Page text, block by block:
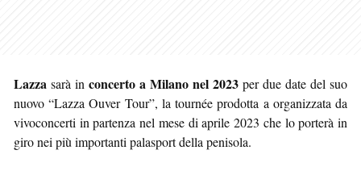
Lazza sarà in concerto a Milano nel 2023 per due date del suo
nuovo “Lazza Ouver Tour”, la tournée prodotta a organizzata da
vivoconcerti in partenza nel mese di aprile 2023 che lo porterà in
giro nei più importanti palasport della penisola.